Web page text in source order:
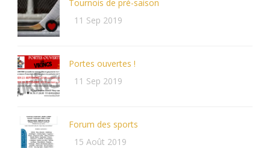
Tournois de pré-saison
11 Sep 2019
Portes ouvertes !
11 Sep 2019
Forum des sports
15 Août 2019